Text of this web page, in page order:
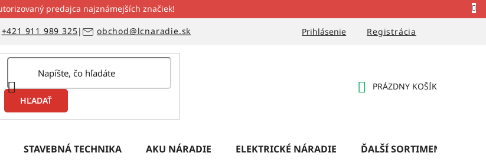
predajca najznámejších značiek!
Prihlásenie Registrácia
+421 911 989 325| obchod@lcnaradie.sk
HĽADAŤ
PRÁZDNY KOŠÍK
STAVEBNÁ TECHNIKA AKU NÁRADIE ELEKTRICKÉ NÁRADIE ĎALŠÍ SORTIMENT